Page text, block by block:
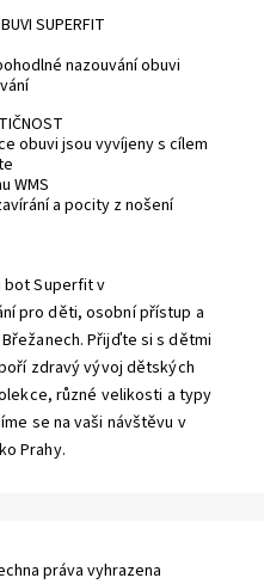
SUPERFIT
nazouvání obuvi
obuvi jsou vyvíjeny s cílem
WMS
a pocity z nošení
Superfit v
pro děti, osobní přístup a
Přijďte si s dětmi
zdravý vývoj dětských
různé velikosti a typy
se na vaši návštěvu v
Prahy.
práva vyhrazena